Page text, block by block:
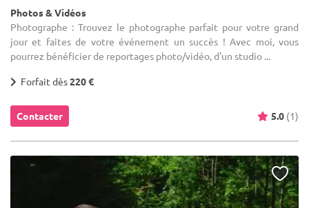
Photos & Vidéos
Photographe : Trouvez le photographe parfait pour votre grand
jour et faites de votre événement un succès ! Avec moi, vous
pourrez bénéficier de reportages photo/vidéo, d'un studio ...
Forfait dès220 €
Contacter 5.0 (1)